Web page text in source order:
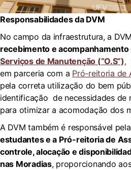
Responsabilidades da DVM
No campo da infraestrutura, a
recebimento e acompanhamento
Serviços de Manutenção (“O.S”),
em parceria com a Pró-reitoria de
pela correta utilização do bem
identificação de necessidades de
para otimizar a acomodação dos
A DVM também é responsável
estudantes e a Pró-reitoria de
controle, alocação e
nas Moradias, proporcionando